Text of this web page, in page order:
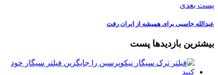
پست بعدی
عبدالله جاسبی برای همیشه از ایران رفت
بیشترین بازدیدها پست